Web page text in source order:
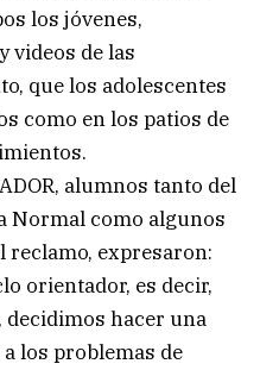
los jóvenes,
videos de las
que los adolescentes
como en los patios de
alumnos tanto del
Normal como algunos
reclamo, expresaron:
orientador, es decir,
decidimos hacer una
los problemas de